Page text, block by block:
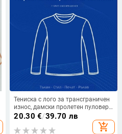
Тениска с лого за трансграничен
износ, дамски пролетен пуловер
с дълъг ръкав и кръгло деколте,
ежедневна тениска, обработка и
персонализиране
20.30 €/39.70 лв
add_shopping_cart